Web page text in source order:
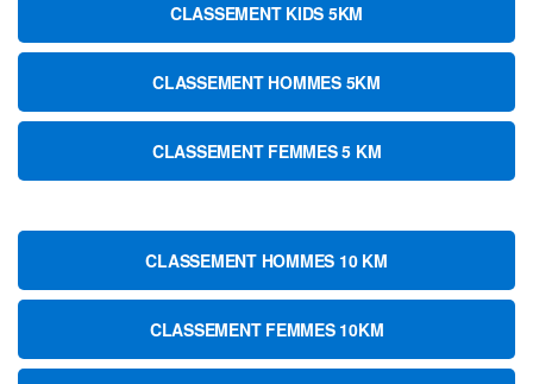
CLASSEMENT KIDS 5KM
CLASSEMENT HOMMES 5KM
CLASSEMENT FEMMES 5 KM
CLASSEMENT HOMMES 10 KM
CLASSEMENT FEMMES 10KM